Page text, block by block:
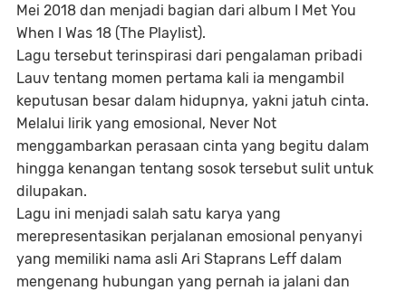
Mei 2018 dan menjadi bagian dari album I Met You
When I Was 18 (The Playlist).
Lagu tersebut terinspirasi dari pengalaman pribadi
Lauv tentang momen pertama kali ia mengambil
keputusan besar dalam hidupnya, yakni jatuh cinta.
Melalui lirik yang emosional, Never Not
menggambarkan perasaan cinta yang begitu dalam
hingga kenangan tentang sosok tersebut sulit untuk
dilupakan.
Lagu ini menjadi salah satu karya yang
merepresentasikan perjalanan emosional penyanyi
yang memiliki nama asli Ari Staprans Leff dalam
mengenang hubungan yang pernah ia jalani dan